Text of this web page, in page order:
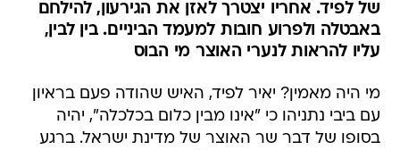
של לפיד. אחריו יצטרך לאזן את הגירעון, להילחם
באבטלה ולפרוע חובות למעמד הביניים. בין לבין,
עליו להראות לנערי האוצר מי הבוס
מי היה מאמין? יאיר לפיד, האיש שהודה פעם בראיון
עם ביבי נתניהו כי "אינו מבין כלום בכלכלה", יהיה
בסופו של דבר שר האוצר של מדינת ישראל. ברגע